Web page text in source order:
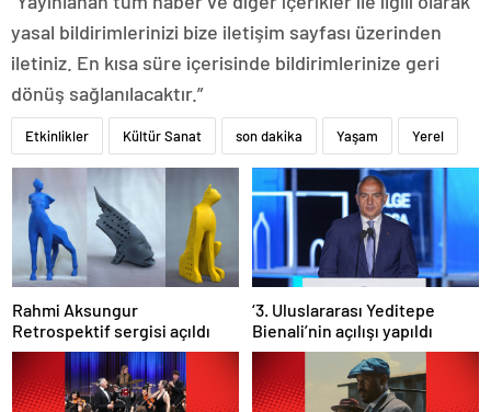
yasal bildirimlerinizi bize iletişim sayfası üzerinden
iletiniz. En kısa süre içerisinde bildirimlerinize geri
dönüş sağlanılacaktır.”
Etkinlikler Kültür Sanat son dakika Yaşam Yerel
Rahmi Aksungur
Retrospektif sergisi açıldı
‘3. Uluslararası Yeditepe
Bienali’nin açılışı yapıldı